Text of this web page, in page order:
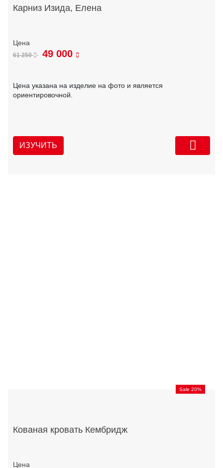
Карниз Изида, Елена
61 250 49 000
Цена указана на изделие на фото и является
ориентировочной.
ИЗУЧИТЬ
Sale 20%
Кованая кровать Кембридж